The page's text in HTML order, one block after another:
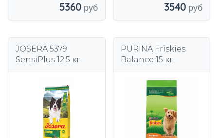
5360 3540
JOSERA 5379
SensiPlus 12,5 кг
PURINA Friskies
Balance 15 кг.